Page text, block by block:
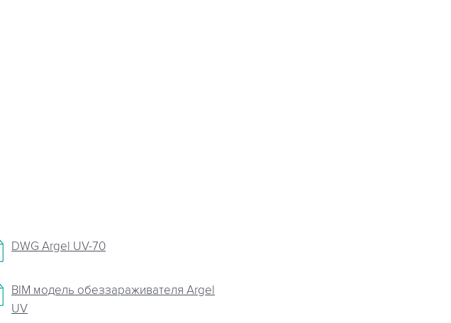
DWG Argel UV-70
BIM модель обеззараживателя Argel
UV